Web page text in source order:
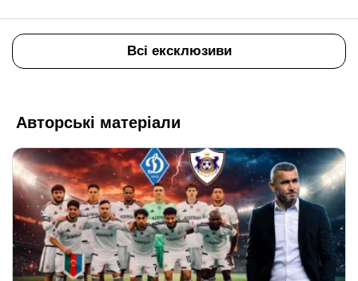
Всі ексклюзиви
Авторські матеріали